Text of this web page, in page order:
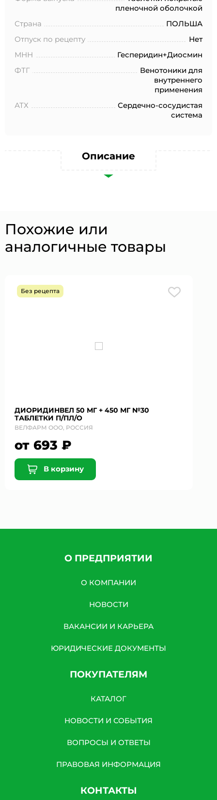
пленочной оболочкой
Страна
ПОЛЬША
Отпуск по рецепту
Нет
МНН
Гесперидин+Диосмин
ФТГ
Венотоники для
внутреннего
применения
АТХ
Сердечно-сосудистая
система
Описание
Похожие или
аналогичные товары
Без рецепта
ДИОРИДИНВЕЛ 50 МГ + 450 МГ №30
ТАБЛЕТКИ П/ПЛ/О
ВЕЛФАРМ ООО, РОССИЯ
от 693 ₽
В корзину
О ПРЕДПРИЯТИИ
О КОМПАНИИ
НОВОСТИ
ВАКАНСИИ И КАРЬЕРА
ЮРИДИЧЕСКИЕ ДОКУМЕНТЫ
ПОКУПАТЕЛЯМ
КАТАЛОГ
НОВОСТИ И СОБЫТИЯ
ВОПРОСЫ И ОТВЕТЫ
ПРАВОВАЯ ИНФОРМАЦИЯ
КОНТАКТЫ
целей, определенных в Согласии на обработку